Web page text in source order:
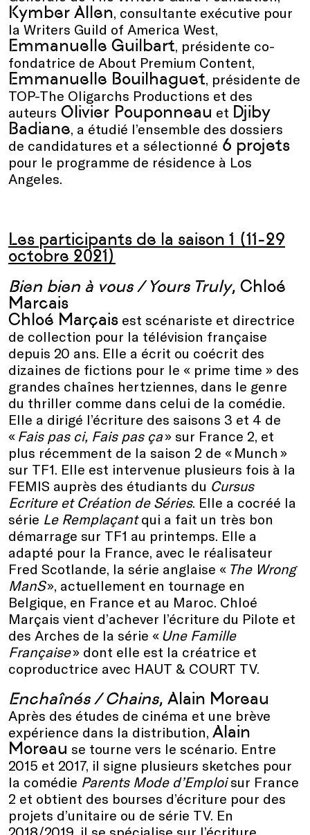
Kymber Allen, consultante exécutive pour
la Writers Guild of America West,
Emmanuelle Guilbart, présidente co-
fondatrice de About Premium Content,
Emmanuelle Bouilhaguet, présidente de
TOP-The Oligarchs Productions et des
auteurs Olivier Pouponneau et Djiby
Badiane, a étudié l’ensemble des dossiers
de candidatures et a sélectionné 6 projets
pour le programme de résidence à Los
Angeles.
Les participants de la saison 1 (11-29
octobre 2021)
Bien bien à vous / Yours Truly, Chloé
Marcais
Chloé Marçais est scénariste et directrice
de collection pour la télévision française
depuis 20 ans. Elle a écrit ou coécrit des
dizaines de fictions pour le « prime time » des
grandes chaînes hertziennes, dans le genre
du thriller comme dans celui de la comédie.
Elle a dirigé l’écriture des saisons 3 et 4 de
« Fais pas ci, Fais pas ça» sur France 2, et
plus récemment de la saison 2 de « Munch »
sur TF1. Elle est intervenue plusieurs fois à la
FEMIS auprès des étudiants du Cursus
Ecriture et Création de Séries. Elle a cocréé la
série Le Remplaçantqui a fait un très bon
démarrage sur TF1 au printemps. Elle a
adapté pour la France, avec le réalisateur
Fred Scotlande, la série anglaise « The Wrong
ManS», actuellement en tournage en
Belgique, en France et au Maroc. Chloé
Marçais vient d’achever l’écriture du Pilote et
des Arches de la série « Une Famille
Française» dont elle est la créatrice et
coproductrice avec HAUT & COURT TV.
Enchaînés / Chains, Alain Moreau
Après des études de cinéma et une brève
expérience dans la distribution, Alain
Moreau se tourne vers le scénario. Entre
2015 et 2017, il signe plusieurs sketches pour
la comédie Parents Mode d’Emploisur France
2 et obtient des bourses d’écriture pour des
projets d’unitaire ou de série TV. En
2018/2019, il se spécialise sur l’écriture